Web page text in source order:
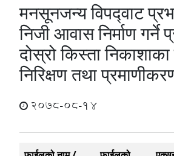
मनसूनजन्य विपद्‍वाट
निजी आवास निर्माण गर्ने
दोस्रो किस्ता निकाशाका
निरिक्षण तथा
2078-08-14